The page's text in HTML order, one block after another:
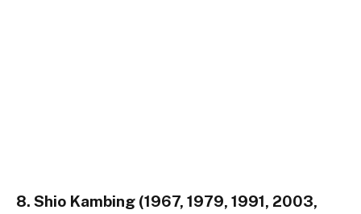
8. Shio Kambing (1967, 1979, 1991, 2003,